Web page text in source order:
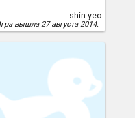
shin yeo
вышла 27 августа 2014.